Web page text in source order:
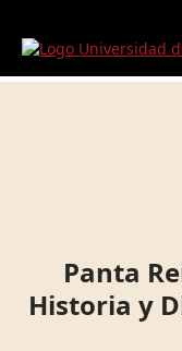
Panta
Historia y